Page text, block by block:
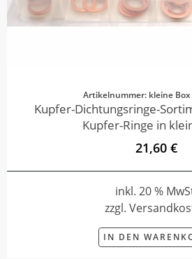
Artikelnummer: kleine Box
Kupfer-Dichtungsringe-
Kupfer-Ringe in
21,60 €
inkl. 20 %
zzgl.
IN DEN